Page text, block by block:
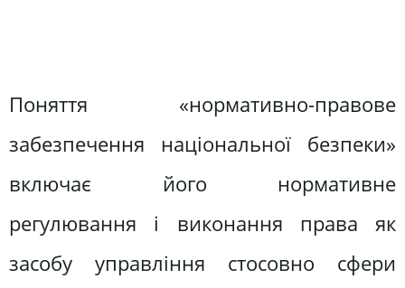
Поняття «нормативно-правове
забезпечення національної безпеки»
включає його нормативне
регулювання і виконання права як
засобу управління стосовно сфери